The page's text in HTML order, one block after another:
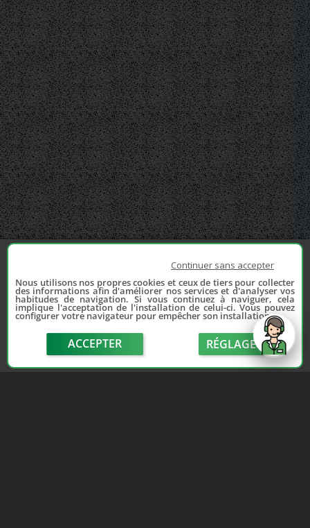
Continuer sans accepter
Nous utilisons nos propres cookies et ceux de tiers pour collecter
des informations afin d'améliorer nos services et d'analyser vos
habitudes de navigation. Si vous continuez à naviguer, cela
implique l'acceptation de l'installation de celui-ci. Vous pouvez
configurer votre navigateur pour empêcher son installation.
ACCEPTER RÉGLAGE